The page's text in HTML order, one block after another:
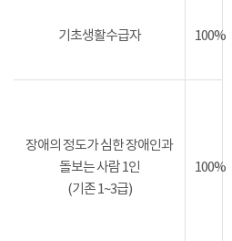
기초생활수급자 100%
장애의 정도가 심한 장애인과
돌보는 사람 1인
(기존 1~3급)
100%